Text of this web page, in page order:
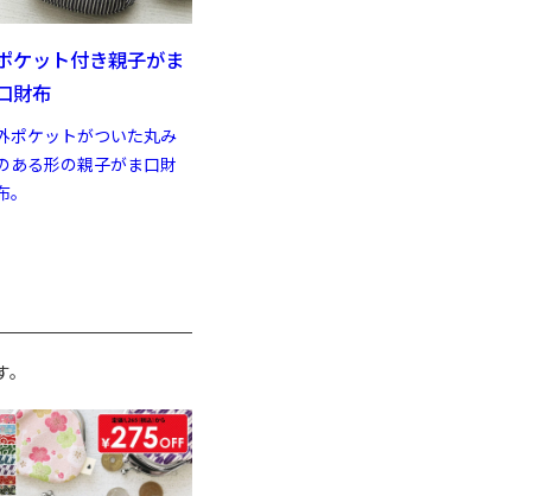
ケット付き親子がま
財布
ポケットがついた丸み
ある形の親子がま口財
。